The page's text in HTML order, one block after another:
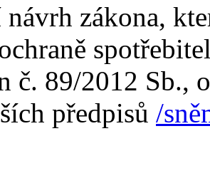
zákona,
č. 89/2012 Sb.,
předpisů /